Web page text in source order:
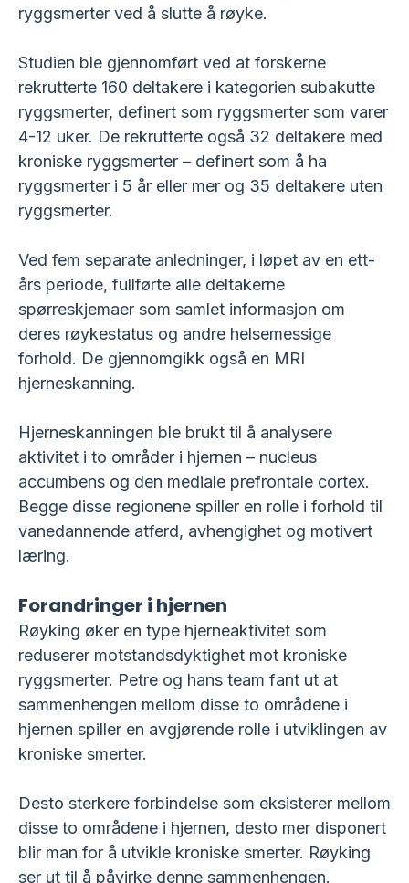
ryggsmerter ved å slutte å røyke.
Studien ble gjennomført ved at forskerne
rekrutterte 160 deltakere i kategorien subakutte
ryggsmerter, definert som ryggsmerter som varer
4-12 uker. De rekrutterte også 32 deltakere med
kroniske ryggsmerter – definert som å ha
ryggsmerter i 5 år eller mer og 35 deltakere uten
ryggsmerter.
Ved fem separate anledninger, i løpet av en ett-
års periode, fullførte alle deltakerne
spørreskjemaer som samlet informasjon om
deres røykestatus og andre helsemessige
forhold. De gjennomgikk også en MRI
hjerneskanning.
Hjerneskanningen ble brukt til å analysere
aktivitet i to områder i hjernen – nucleus
accumbens og den mediale prefrontale cortex.
Begge disse regionene spiller en rolle i forhold til
vanedannende atferd, avhengighet og motivert
læring.
Forandringer i hjernen
Røyking øker en type hjerneaktivitet som
reduserer motstandsdyktighet mot kroniske
ryggsmerter. Petre og hans team fant ut at
sammenhengen mellom disse to områdene i
hjernen spiller en avgjørende rolle i utviklingen av
kroniske smerter.
Desto sterkere forbindelse som eksisterer mellom
disse to områdene i hjernen, desto mer disponert
blir man for å utvikle kroniske smerter. Røyking
ser ut til å påvirke denne sammenhengen.